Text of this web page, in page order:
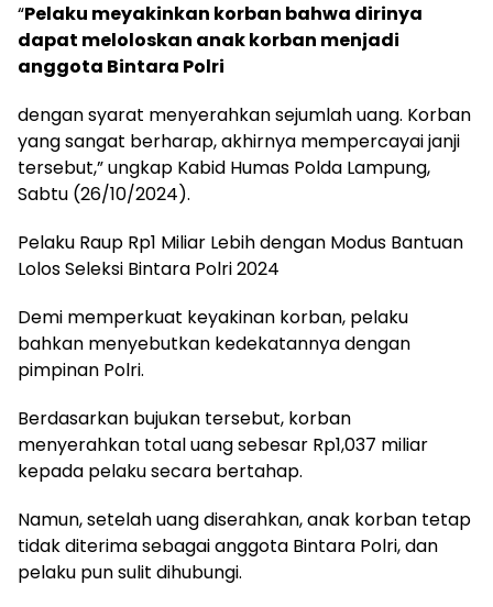
“Pelaku meyakinkan korban bahwa dirinya
dapat meloloskan anak korban menjadi
anggota Bintara Polri
dengan syarat menyerahkan sejumlah uang. Korban
yang sangat berharap, akhirnya mempercayai janji
tersebut,” ungkap Kabid Humas Polda Lampung,
Sabtu (26/10/2024).
Pelaku Raup Rp1 Miliar Lebih dengan Modus Bantuan
Lolos Seleksi Bintara Polri 2024
Demi memperkuat keyakinan korban, pelaku
bahkan menyebutkan kedekatannya dengan
pimpinan Polri.
Berdasarkan bujukan tersebut, korban
menyerahkan total uang sebesar Rp1,037 miliar
kepada pelaku secara bertahap.
Namun, setelah uang diserahkan, anak korban tetap
tidak diterima sebagai anggota Bintara Polri, dan
pelaku pun sulit dihubungi.